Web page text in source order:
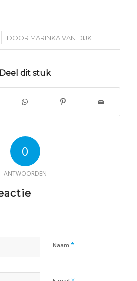
DOOR MARINKA VAN DIJK
Deel dit stuk
0
ANTWOORDEN
Naam *